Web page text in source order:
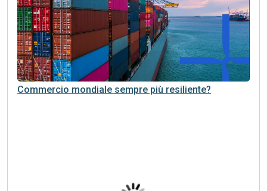
Commercio mondiale sempre più resiliente?